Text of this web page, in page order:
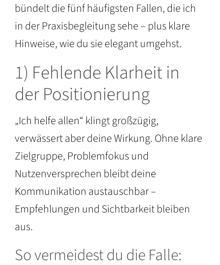
bündelt die fünf häufigsten Fallen, die ich
in der Praxisbegleitung sehe – plus klare
Hinweise, wie du sie elegant umgehst.
1) Fehlende Klarheit in
der Positionierung
„Ich helfe allen“ klingt großzügig,
verwässert aber deine Wirkung. Ohne klare
Zielgruppe, Problemfokus und
Nutzenversprechen bleibt deine
Kommunikation austauschbar –
Empfehlungen und Sichtbarkeit bleiben
aus.
So vermeidest du die Falle: